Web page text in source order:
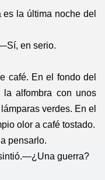
la última noche del
en serio.
café. En el fondo del
alfombra con unos
verdes. En el
olor a café tostado.
pensarlo.
—¿Una guerra?